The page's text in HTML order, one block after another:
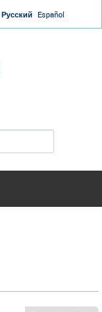
Русский Español